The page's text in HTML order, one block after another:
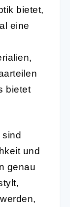
bietet,
eine
bietet
und
genau